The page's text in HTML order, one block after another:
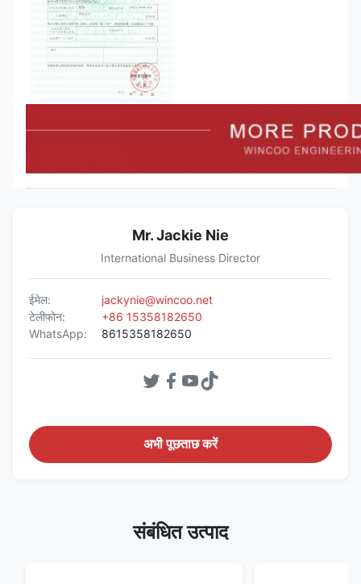
Mr. Jackie Nie
International Business Director
ईमेल:
jackynie@wincoo.net
टेलीफोन:
+86 15358182650
WhatsApp:
8615358182650
अभी पूछताछ करें
संबंधित उत्पाद